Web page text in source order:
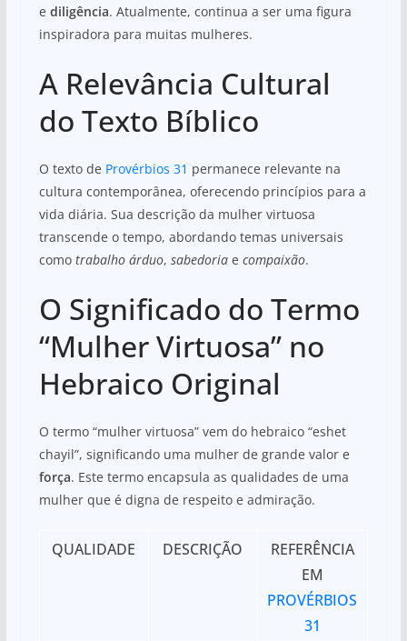
e diligência. Atualmente, continua a ser uma figura
inspiradora para muitas mulheres.
A Relevância Cultural
do Texto Bíblico
O texto de Provérbios 31 permanece relevante na
cultura contemporânea, oferecendo princípios para a
vida diária. Sua descrição da mulher virtuosa
transcende o tempo, abordando temas universais
como trabalho árduo, sabedoriae compaixão.
O Significado do Termo
“Mulher Virtuosa” no
Hebraico Original
O termo “mulher virtuosa” vem do hebraico “eshet
chayil”, significando uma mulher de grande valor e
força. Este termo encapsula as qualidades de uma
mulher que é digna de respeito e admiração.
QUALIDADE DESCRIÇÃO
REFERÊNCIA
EM
PROVÉRBIOS
31